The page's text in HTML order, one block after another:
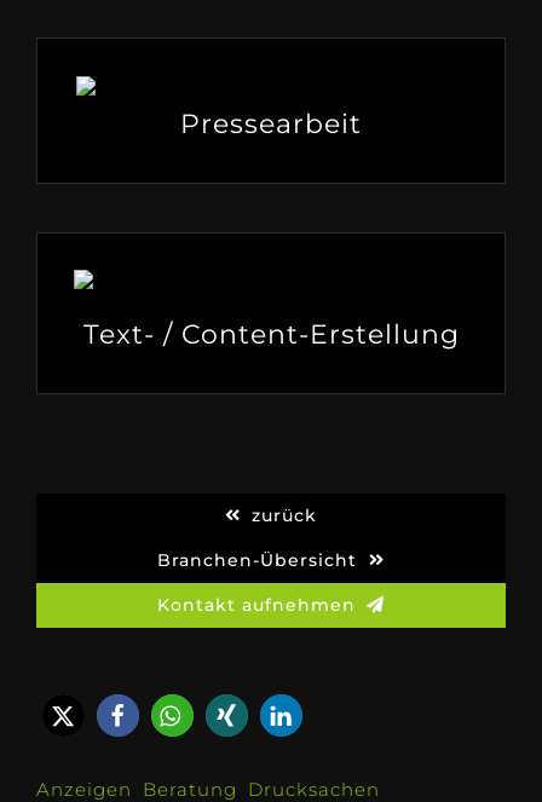
Pressearbeit
Text- / Content-Erstellung
zurück
Branchen-Übersicht
Kontakt aufnehmen
Anzeigen Beratung Drucksachen